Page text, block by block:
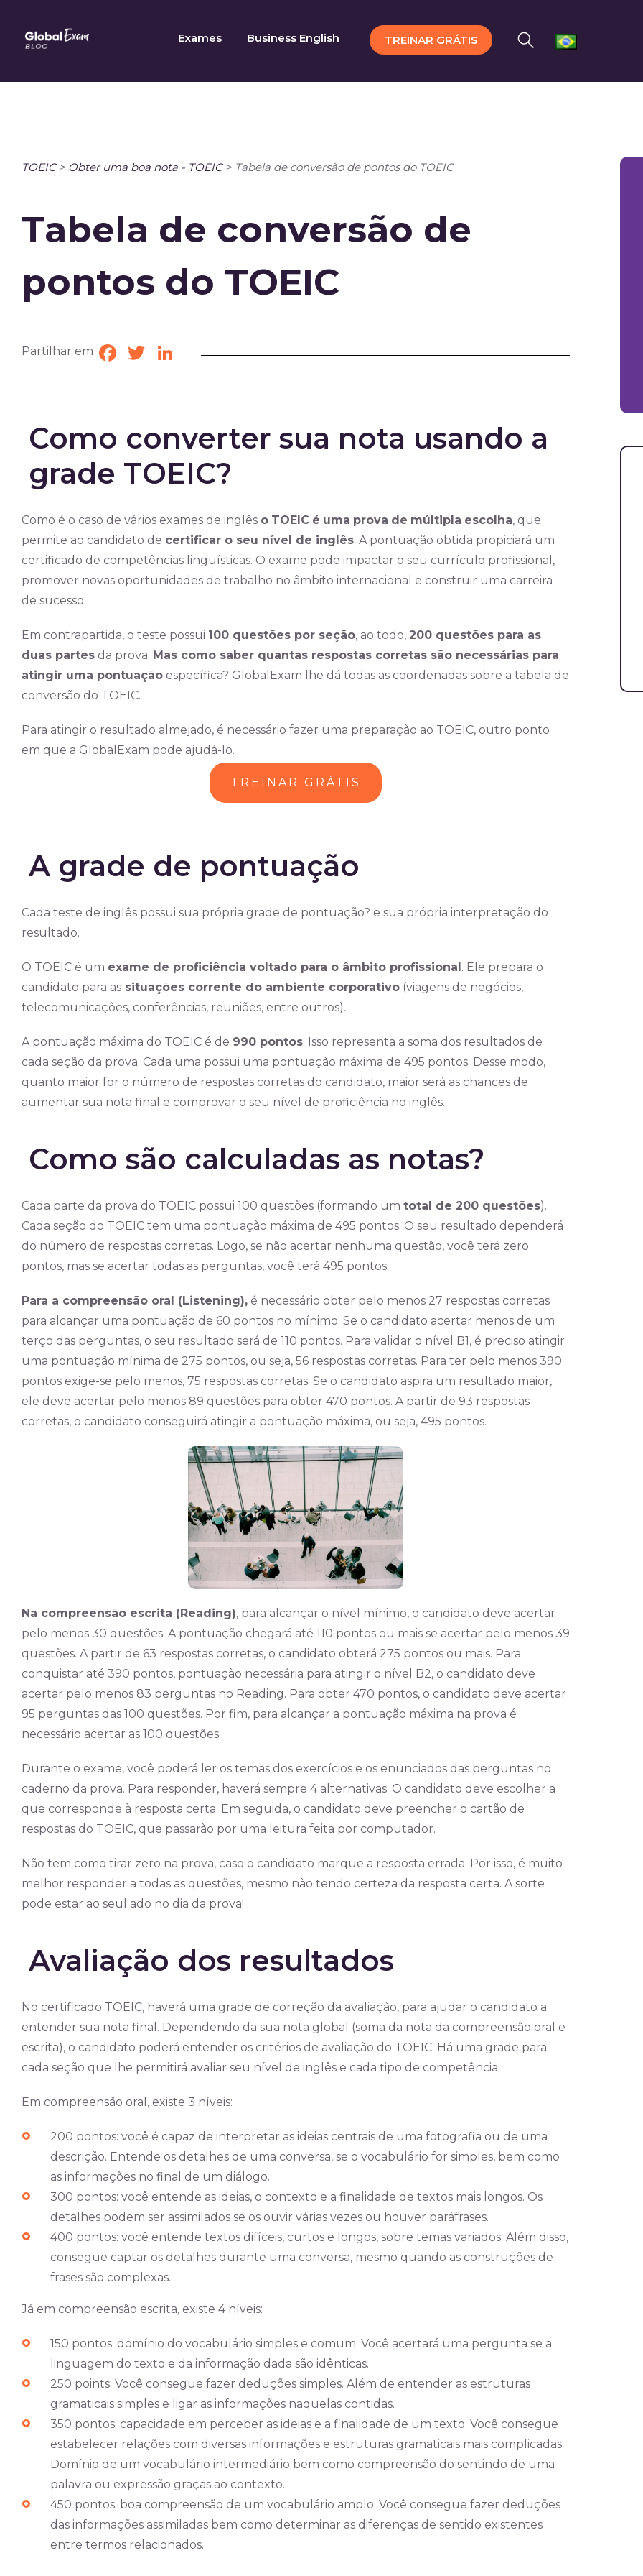
content
Exames Business English TREINAR GRÁTIS
TOEIC> Obter uma boa nota - TOEIC> Tabela de conversão de pontos do TOEIC
Tabela de conversão de
pontos do TOEIC
Partilhar em Facebook
TwitterLinkedIn
Como converter sua nota usando a
grade TOEIC?
Como é o caso de vários exames de inglês o TOEIC é uma prova de múltipla escolha, que
permite ao candidato de certificar o seu nível de inglês. A pontuação obtida propiciará um
certificado de competências linguísticas. O exame pode impactar o seu currículo profissional,
promover novas oportunidades de trabalho no âmbito internacional e construir uma carreira
de sucesso.
Em contrapartida, o teste possui 100 questões por seção, ao todo, 200 questões para as
duas partes da prova. Mas como saber quantas respostas corretas são necessárias para
atingir uma pontuação específica? GlobalExam lhe dá todas as coordenadas sobre a tabela de
conversão do TOEIC.
Para atingir o resultado almejado, é necessário fazer uma preparação ao TOEIC, outro ponto
em que a GlobalExam pode ajudá-lo.
TREINAR GRÁTIS
A grade de pontuação
Cada teste de inglês possui sua própria grade de pontuação? e sua própria interpretação do
resultado.
O TOEIC é um exame de proficiência voltado para o âmbito profissional. Ele prepara o
candidato para as situações corrente do ambiente corporativo (viagens de negócios,
telecomunicações, conferências, reuniões, entre outros).
A pontuação máxima do TOEIC é de 990 pontos. Isso representa a soma dos resultados de
cada seção da prova. Cada uma possui uma pontuação máxima de 495 pontos. Desse modo,
quanto maior for o número de respostas corretas do candidato, maior será as chances de
aumentar sua nota final e comprovar o seu nível de proficiência no inglês.
Como são calculadas as notas?
Cada parte da prova do TOEIC possui 100 questões (formando um total de 200 questões).
Cada seção do TOEIC tem uma pontuação máxima de 495 pontos. O seu resultado dependerá
do número de respostas corretas. Logo, se não acertar nenhuma questão, você terá zero
pontos, mas se acertar todas as perguntas, você terá 495 pontos.
Para a compreensão oral (Listening), é necessário obter pelo menos 27 respostas corretas
para alcançar uma pontuação de 60 pontos no mínimo. Se o candidato acertar menos de um
terço das perguntas, o seu resultado será de 110 pontos. Para validar o nível B1, é preciso atingir
uma pontuação mínima de 275 pontos, ou seja, 56 respostas corretas. Para ter pelo menos 390
pontos exige-se pelo menos, 75 respostas corretas. Se o candidato aspira um resultado maior,
ele deve acertar pelo menos 89 questões para obter 470 pontos. A partir de 93 respostas
corretas, o candidato conseguirá atingir a pontuação máxima, ou seja, 495 pontos.
Na compreensão escrita (Reading), para alcançar o nível mínimo, o candidato deve acertar
pelo menos 30 questões. A pontuação chegará até 110 pontos ou mais se acertar pelo menos 39
questões. A partir de 63 respostas corretas, o candidato obterá 275 pontos ou mais. Para
conquistar até 390 pontos, pontuação necessária para atingir o nível B2, o candidato deve
acertar pelo menos 83 perguntas no Reading. Para obter 470 pontos, o candidato deve acertar
95 perguntas das 100 questões. Por fim, para alcançar a pontuação máxima na prova é
necessário acertar as 100 questões.
Durante o exame, você poderá ler os temas dos exercícios e os enunciados das perguntas no
caderno da prova. Para responder, haverá sempre 4 alternativas. O candidato deve escolher a
que corresponde à resposta certa. Em seguida, o candidato deve preencher o cartão de
respostas do TOEIC, que passarão por uma leitura feita por computador.
Não tem como tirar zero na prova, caso o candidato marque a resposta errada. Por isso, é muito
melhor responder a todas as questões, mesmo não tendo certeza da resposta certa. A sorte
pode estar ao seul ado no dia da prova!
Avaliação dos resultados
No certificado TOEIC, haverá uma grade de correção da avaliação, para ajudar o candidato a
entender sua nota final. Dependendo da sua nota global (soma da nota da compreensão oral e
escrita), o candidato poderá entender os critérios de avaliação do TOEIC. Há uma grade para
cada seção que lhe permitirá avaliar seu nível de inglês e cada tipo de competência.
Em compreensão oral, existe 3 níveis:
200 pontos: você é capaz de interpretar as ideias centrais de uma fotografia ou de uma
descrição. Entende os detalhes de uma conversa, se o vocabulário for simples, bem como
as informações no final de um diálogo.
300 pontos: você entende as ideias, o contexto e a finalidade de textos mais longos. Os
detalhes podem ser assimilados se os ouvir várias vezes ou houver paráfrases.
400 pontos: você entende textos difíceis, curtos e longos, sobre temas variados. Além disso,
consegue captar os detalhes durante uma conversa, mesmo quando as construções de
frases são complexas.
Já em compreensão escrita, existe 4 níveis:
150 pontos: domínio do vocabulário simples e comum. Você acertará uma pergunta se a
linguagem do texto e da informação dada são idênticas.
250 points: Você consegue fazer deduções simples. Além de entender as estruturas
gramaticais simples e ligar as informações naquelas contidas.
350 pontos: capacidade em perceber as ideias e a finalidade de um texto. Você consegue
estabelecer relações com diversas informações e estruturas gramaticais mais complicadas.
Domínio de um vocabulário intermediário bem como compreensão do sentindo de uma
palavra ou expressão graças ao contexto.
450 pontos: boa compreensão de um vocabulário amplo. Você consegue fazer deduções
das informações assimiladas bem como determinar as diferenças de sentido existentes
entre termos relacionados.